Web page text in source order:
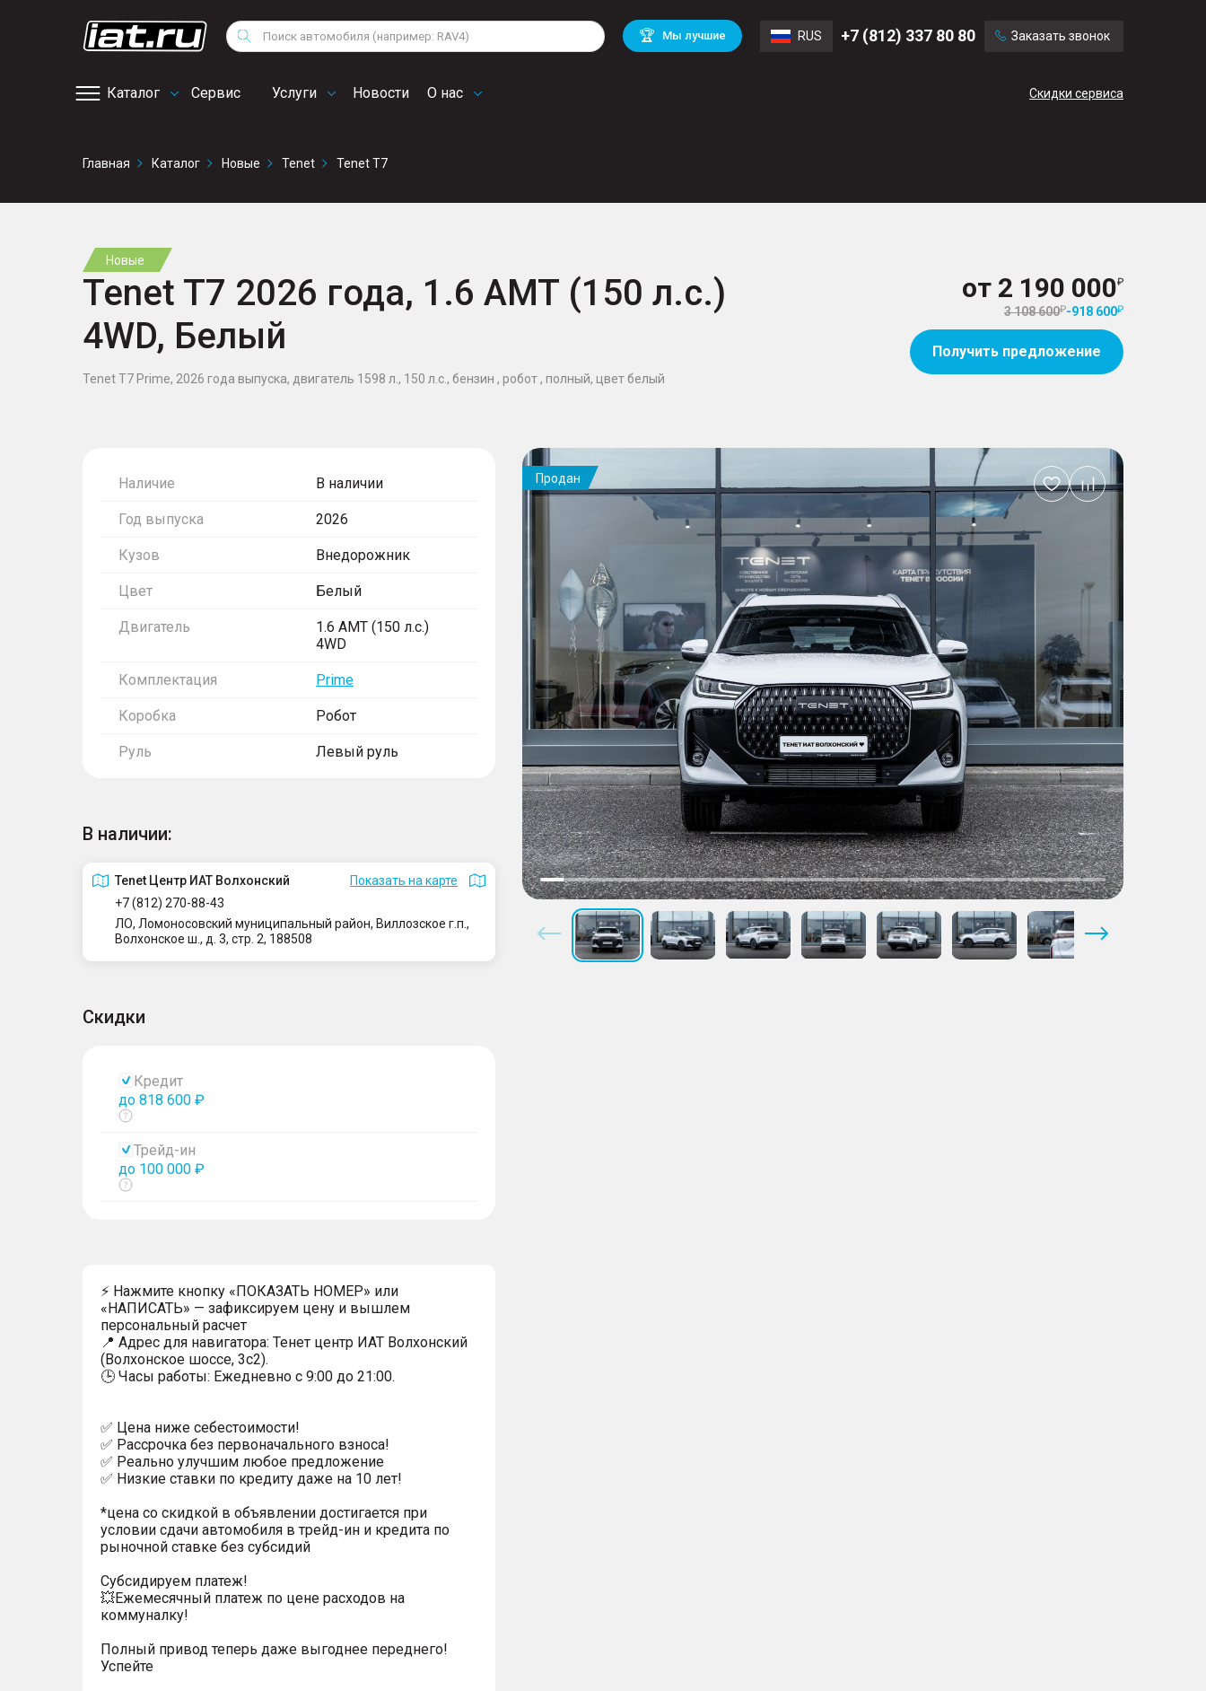
Поиск 🏆 Мы лучшие RUS +7 (812) 337 80 80 Заказать звонок
Каталог Сервис
сервис
Услуги Новости О нас Скидки сервиса
Снегоходы
Квадроциклы
Volkswagen
Mitsubishi BMW
Audi
Chevrolet Volvo
Главная Каталог Новые Tenet Tenet T7
Новые
Tenet T7 2026 года, 1.6 AMT (150 л.с.)
4WD, Белый
Tenet T7 Prime, 2026 года выпуска, двигатель 1598 л., 150 л.с., бензин , робот , полный, цвет белый
от 2 190 000
3 108 600 -918 600
Получить предложение
Наличие В наличии
Год выпуска 2026
Кузов Внедорожник
Цвет Белый
Двигатель
1.6 AMT (150 л.с.)
4WD
Комплектация Prime
Коробка Робот
Руль Левый руль
В наличии:
Tenet Центр ИАТ Волхонский
Показать на карте
+7 (812) 270-88-43
ЛО, Ломоносовский муниципальный район, Виллозское г.п.,
Волхонское ш., д. 3, стр. 2, 188508
Скидки
Кредит
до 818 600 ₽
Показать
Трейд-ин
до 100 000 ₽
Показать
⚡ Нажмите кнопку «ПОКАЗАТЬ НОМЕР» или
«НАПИСАТЬ» — зафиксируем цену и вышлем
персональный расчет
📍 Адрес для навигатора: Тенет центр ИАТ Волхонский
(Волхонское шоссе, 3с2).
🕒 Часы работы: Ежедневно с 9:00 до 21:00.
✅ Цена ниже себестоимости!
✅ Рассрочка без первоначального взноса!
✅ Реально улучшим любое предложение
✅ Низкие ставки по кредиту даже на 10 лет!
*цена со скидкой в объявлении достигается при
условии сдачи автомобиля в трейд-ин и кредита по
рыночной ставке без субсидий
Субсидируем платеж!
💥Ежемесячный платеж по цене расходов на
коммуналку!
Полный привод теперь даже выгоднее переднего!
Успейте
Продан
Добавить
в